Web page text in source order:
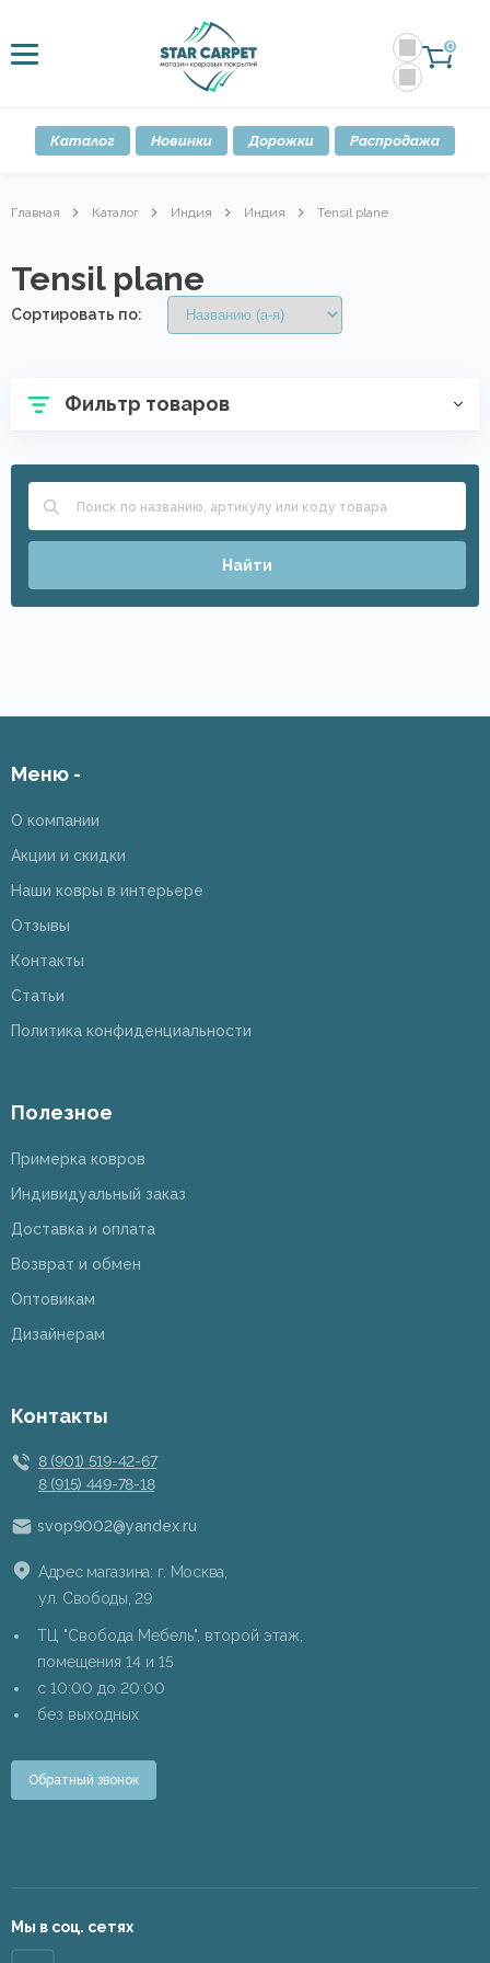
0
Каталог Новинки Дорожки Распродажа
Главная Каталог Индия Индия Tensil plane
Tensil plane
Сортировать по:
Фильтр товаров
Найти
Меню -
О компании
Акции и скидки
Наши ковры в интерьере
Отзывы
Контакты
Статьи
Политика конфиденциальности
Полезное
Примерка ковров
Индивидуальный заказ
Доставка и оплата
Возврат и обмен
Оптовикам
Дизайнерам
Контакты
8 (901) 519-42-67
8 (915) 449-78-18
svop9002@yandex.ru
Адрес магазина: г. Москва,
ул. Свободы, 29
ТЦ "Свобода Мебель", второй этаж,
помещения 14 и 15
c 10:00 до 20:00
без выходных
Обратный звонок
Мы в соц. сетях